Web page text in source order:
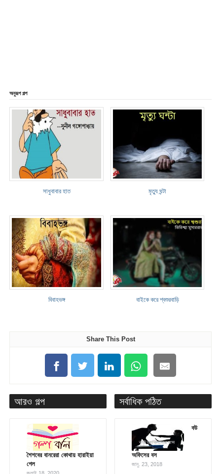
অনুরূপ গল্প
সাধুবাবার হাত মৃত্যু ঘন্টা
বিবাহভঙ্গ বাইকে করে শ্বশুরবাড়ি
Share This Post
আরও গল্প
শৈশবের বানরেরা কোথায় হারাইয়া
গেল
সর্বাধিক পঠিত
বউ
অফিসের বস
জানু. 23, 2018